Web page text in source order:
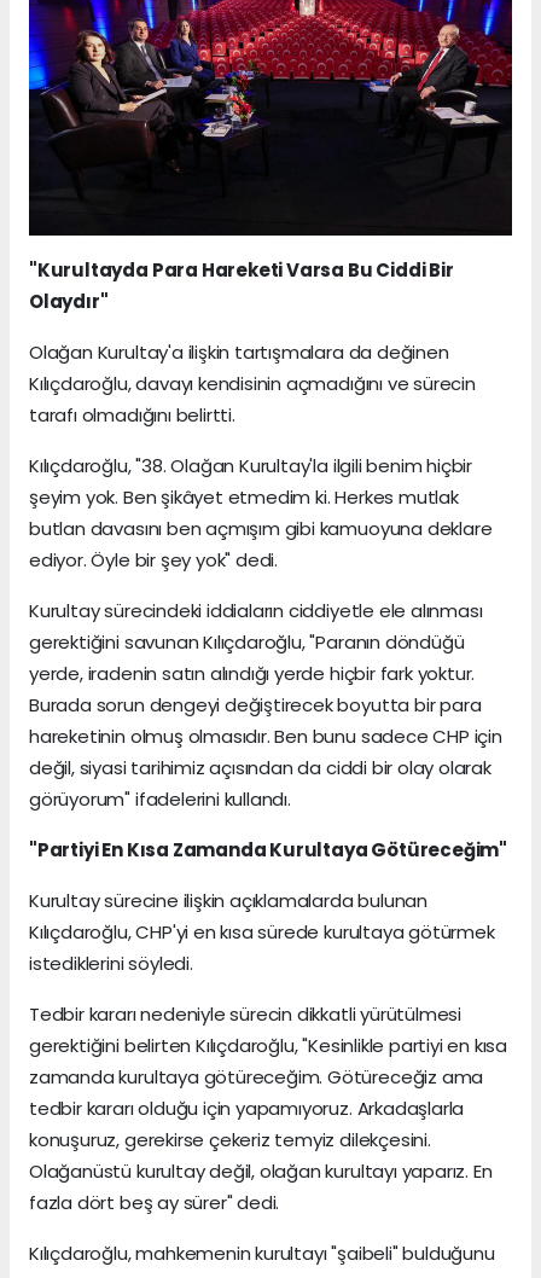
"Kurultayda Para Hareketi Varsa Bu Ciddi Bir
Olaydır"
Olağan Kurultay'a ilişkin tartışmalara da değinen
Kılıçdaroğlu, davayı kendisinin açmadığını ve sürecin
tarafı olmadığını belirtti.
Kılıçdaroğlu, "38. Olağan Kurultay'la ilgili benim hiçbir
şeyim yok. Ben şikâyet etmedim ki. Herkes mutlak
butlan davasını ben açmışım gibi kamuoyuna deklare
ediyor. Öyle bir şey yok" dedi.
Kurultay sürecindeki iddiaların ciddiyetle ele alınması
gerektiğini savunan Kılıçdaroğlu, "Paranın döndüğü
yerde, iradenin satın alındığı yerde hiçbir fark yoktur.
Burada sorun dengeyi değiştirecek boyutta bir para
hareketinin olmuş olmasıdır. Ben bunu sadece CHP için
değil, siyasi tarihimiz açısından da ciddi bir olay olarak
görüyorum" ifadelerini kullandı.
"Partiyi En Kısa Zamanda Kurultaya Götüreceğim"
Kurultay sürecine ilişkin açıklamalarda bulunan
Kılıçdaroğlu, CHP'yi en kısa sürede kurultaya götürmek
istediklerini söyledi.
Tedbir kararı nedeniyle sürecin dikkatli yürütülmesi
gerektiğini belirten Kılıçdaroğlu, "Kesinlikle partiyi en kısa
zamanda kurultaya götüreceğim. Götüreceğiz ama
tedbir kararı olduğu için yapamıyoruz. Arkadaşlarla
konuşuruz, gerekirse çekeriz temyiz dilekçesini.
Olağanüstü kurultay değil, olağan kurultayı yaparız. En
fazla dört beş ay sürer" dedi.
Kılıçdaroğlu, mahkemenin kurultayı "şaibeli" bulduğunu